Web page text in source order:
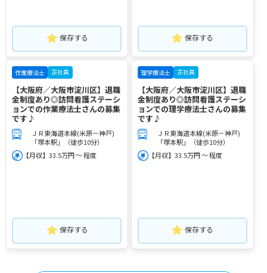
保存する 保存する
作業療法士 正社員
【大阪府／大阪市淀川区】退職
金制度あり◎訪問看護ステーシ
ョンでの作業療法士さんの募集
です♪
ＪＲ東海道本線(米原－神戸)
「塚本駅」（徒歩10分）
【月収】33.5万円 ～ 程度
保存する
理学療法士 正社員
【大阪府／大阪市淀川区】退職
金制度あり◎訪問看護ステーシ
ョンでの理学療法士さんの募集
です♪
ＪＲ東海道本線(米原－神戸)
「塚本駅」（徒歩10分）
【月収】33.5万円 ～ 程度
保存する